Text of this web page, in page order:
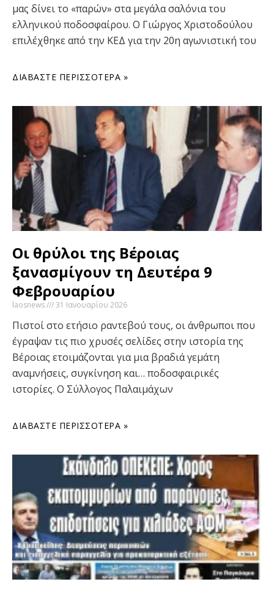
μας δίνει το «παρών» στα μεγάλα σαλόνια του
ελληνικού ποδοσφαίρου. Ο Γιώργος Χριστοδούλου
επιλέχθηκε από την ΚΕΔ για την 20η αγωνιστική του
ΔΙΑΒΆΣΤΕ ΠΕΡΙΣΣΌΤΕΡΑ »
Οι θρύλοι της Βέροιας
ξανασμίγουν τη Δευτέρα 9
Φεβρουαρίου
laosnews 31 Ιανουαρίου 2026
Πιστοί στο ετήσιο ραντεβού τους, οι άνθρωποι που
έγραψαν τις πιο χρυσές σελίδες στην ιστορία της
Βέροιας ετοιμάζονται για μια βραδιά γεμάτη
αναμνήσεις, συγκίνηση και… ποδοσφαιρικές
ιστορίες. Ο Σύλλογος Παλαιμάχων
ΔΙΑΒΆΣΤΕ ΠΕΡΙΣΣΌΤΕΡΑ »